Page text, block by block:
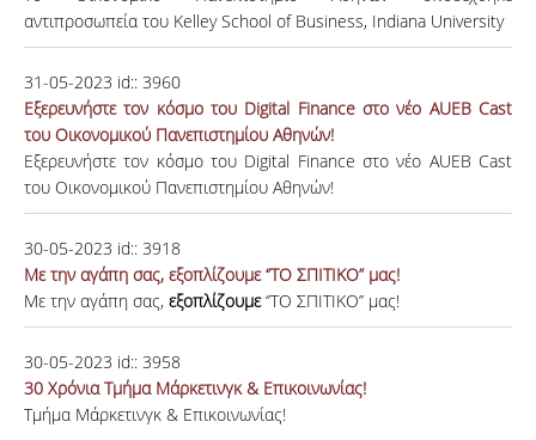
αντιπροσωπεία του Kelley School of Business, Indiana University
31-05-2023 id:: 3960
Εξερευνήστε τον κόσμο του Digital Finance στο νέο AUEB Cast
του Οικονομικού Πανεπιστημίου Αθηνών!
Εξερευνήστε τον κόσμο του Digital Finance στο νέο AUEB Cast
του Οικονομικού Πανεπιστημίου Αθηνών!
30-05-2023 id:: 3918
Με την αγάπη σας, εξοπλίζουμε ‘’ΤΟ ΣΠΙΤΙΚΟ’’ μας!
Με την αγάπη σας, εξοπλίζουμε‘’ΤΟ ΣΠΙΤΙΚΟ’’ μας!
30-05-2023 id:: 3958
30 Χρόνια Τμήμα Μάρκετινγκ & Επικοινωνίας!
Τμήμα Μάρκετινγκ & Επικοινωνίας!